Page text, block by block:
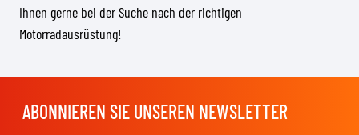
Ihnen gerne bei der Suche nach der richtigen
Motorradausrüstung!
ABONNIEREN SIE UNSEREN NEWSLETTER